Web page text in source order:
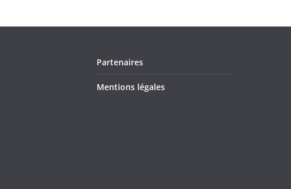
Partenaires
Mentions légales